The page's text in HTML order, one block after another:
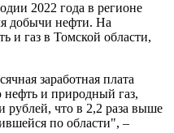
2022 года в регионе
добычи нефти. На
и газ в Томской области,
заработная плата
и природный газ,
рублей, что в 2,2 раза выше
по области", –